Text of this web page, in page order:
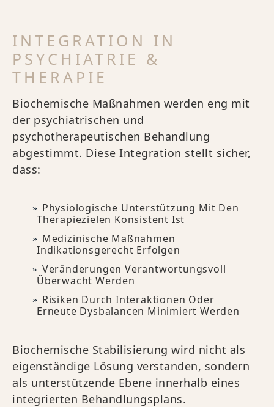
INTEGRATION IN
PSYCHIATRIE &
THERAPIE
Biochemische Maßnahmen werden eng mit
der psychiatrischen und
psychotherapeutischen Behandlung
abgestimmt. Diese Integration stellt sicher,
dass:
Physiologische Unterstützung Mit Den
Therapiezielen Konsistent Ist
Medizinische Maßnahmen
Indikationsgerecht Erfolgen
Veränderungen Verantwortungsvoll
Überwacht Werden
Risiken Durch Interaktionen Oder
Erneute Dysbalancen Minimiert Werden
Biochemische Stabilisierung wird nicht als
eigenständige Lösung verstanden, sondern
als unterstützende Ebene innerhalb eines
integrierten Behandlungsplans.